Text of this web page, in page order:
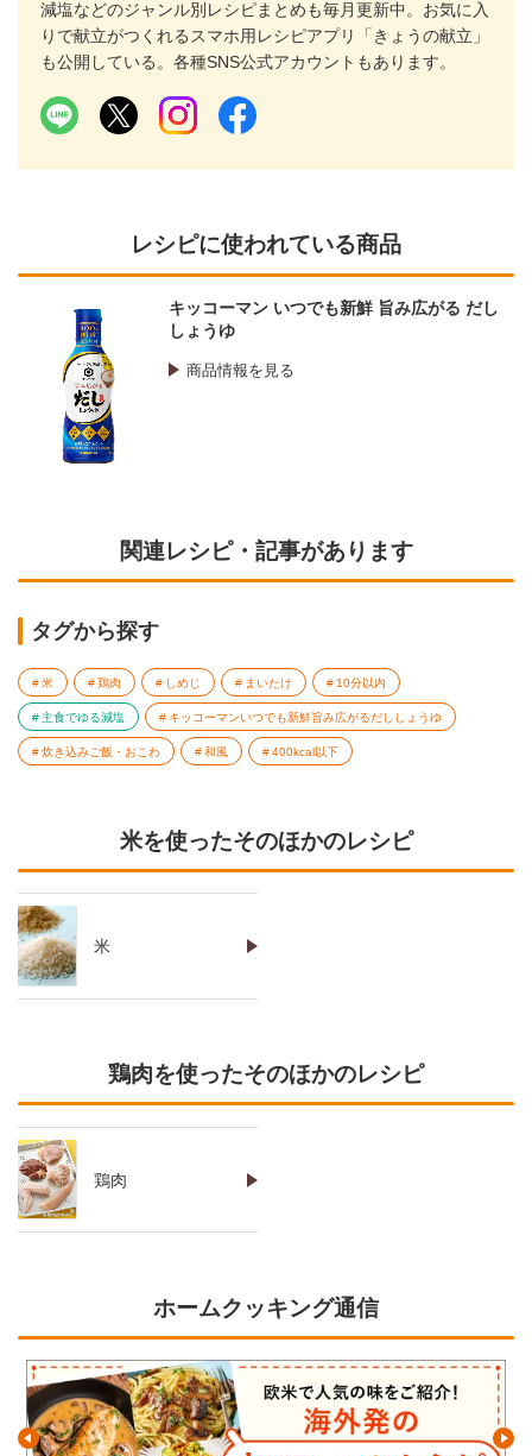
減塩などのジャンル別レシピまとめも毎月更新中。お気に入
りで献立がつくれるスマホ用レシピアプリ「きょうの献立」
も公開している。各種SNS公式アカウントもあります。
レシピに使われている商品
キッコーマン いつでも新鮮 旨み広がる だし
しょうゆ
商品情報を見る
関連レシピ・記事があります
タグから探す
米 鶏肉 しめじ まいたけ 10分以内
主食でゆる減塩 キッコーマンいつでも新鮮旨み広がるだししょうゆ
炊き込みご飯・おこわ 和風 400kcal以下
米を使ったそのほかのレシピ
米
鶏肉を使ったそのほかのレシピ
鶏肉
ホームクッキング通信